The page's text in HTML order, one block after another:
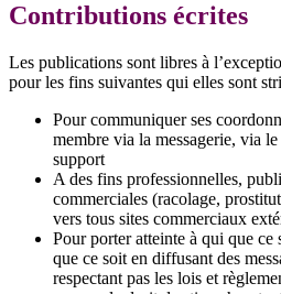
Contributions écrites
Les publications sont libres à
pour les fins suivantes qui elles sont
Pour communiquer ses
membre via la messagerie, via
support
A des fins professionnelles,
commerciales (racolage,
vers tous sites commerciaux
Pour porter atteinte à qui que ce
que ce soit en diffusant des
respectant pas les lois et